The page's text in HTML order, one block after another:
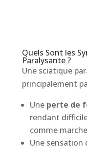
Quels Sont les
Paralysante ?
Une sciatique
principalement
Une perte de
rendant
comme
Une sensation